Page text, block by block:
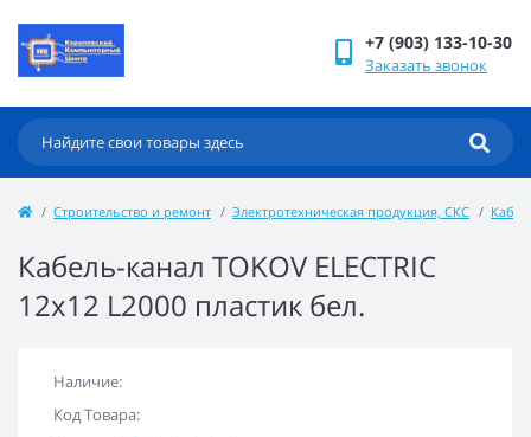
+7 (903) 133-10-30
Заказать звонок
Строительство и ремонт Электротехническая продукция, СКС
Кабель-канал TOKOV ELECTRIC
12х12 L2000 пластик бел.
Наличие:
Код Товара: